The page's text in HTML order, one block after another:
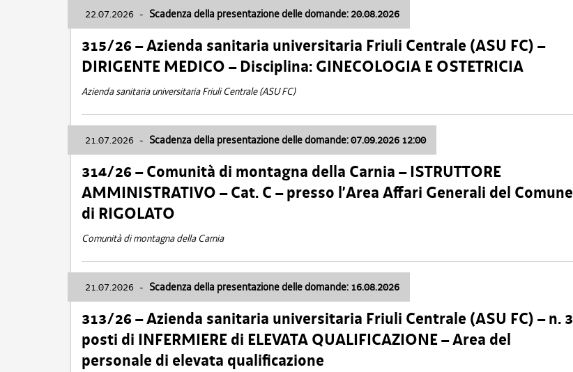
22.07.2026 - Scadenza della presentazione delle domande: 20.08.2026
315/26 – Azienda sanitaria universitaria Friuli Centrale (ASU FC) –
DIRIGENTE MEDICO – Disciplina: GINECOLOGIA E OSTETRICIA
Azienda sanitaria universitaria Friuli Centrale (ASU FC)
21.07.2026 - Scadenza della presentazione delle domande: 07.09.2026 12:00
314/26 – Comunità di montagna della Carnia – ISTRUTTORE
AMMINISTRATIVO – Cat. C – presso l’Area Affari Generali del Comune
di RIGOLATO
Comunità di montagna della Carnia
21.07.2026 - Scadenza della presentazione delle domande: 16.08.2026
313/26 – Azienda sanitaria universitaria Friuli Centrale (ASU FC) – n. 3
posti di INFERMIERE di ELEVATA QUALIFICAZIONE – Area del
personale di elevata qualificazione